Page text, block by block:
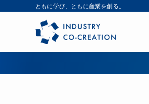
ともに学び、ともに産業を創る。